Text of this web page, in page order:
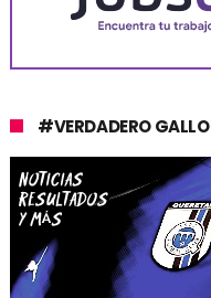
#VERDADERO GALLO